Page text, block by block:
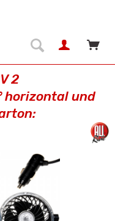
2
horizontal und